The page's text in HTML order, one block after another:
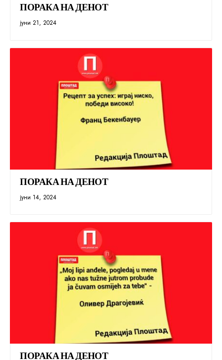
ПОРАКА НА ДЕНОТ
јуни 21, 2024
ПОРАКА НА ДЕНОТ
јуни 14, 2024
ПОРАКА НА ДЕНОТ